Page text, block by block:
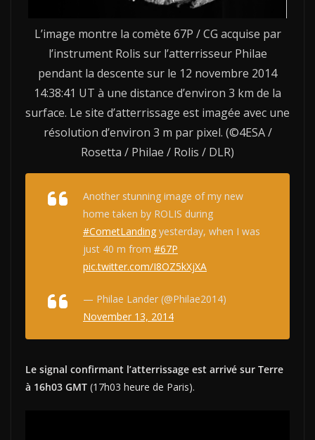
L’image montre la comète 67P / CG acquise par
l’instrument Rolis sur l’atterrisseur Philae
pendant la descente sur le 12 novembre 2014
14:38:41 UT à une distance d’environ 3 km de la
surface. Le site d’atterrissage est imagée avec une
résolution d’environ 3 m par pixel. (©4ESA /
Rosetta / Philae / Rolis / DLR)
Another stunning image of my new
home taken by ROLIS during
#CometLanding yesterday, when I was
just 40 m from #67P
pic.twitter.com/I8OZ5kXjXA
— Philae Lander (@Philae2014)
November 13, 2014
Le signal confirmant l’atterrissage est arrivé sur Terre
à 16h03 GMT (17h03 heure de Paris).